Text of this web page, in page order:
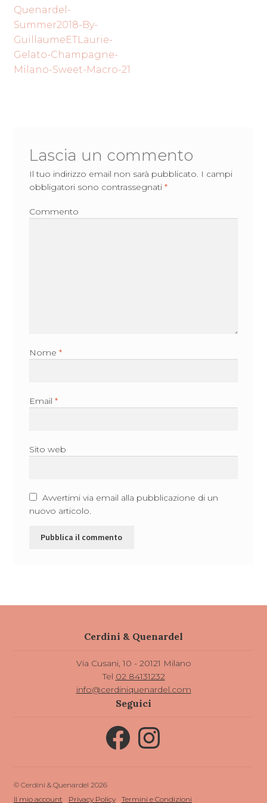
articoli
precedente:
Quenardel-
Summer2018-By-
GuillaumeETLaurie-
Gelato-Champagne-
Milano-Sweet-Macro-21
Lascia un commento
Il tuo indirizzo email non sarà pubblicato. I campi
obbligatori sono contrassegnati *
Commento
Nome *
Email *
Sito web
Avvertimi via email alla pubblicazione di un
nuovo articolo.
Cerdini & Quenardel
Via Cusani, 10 - 20121 Milano
Tel 02 84131232
info@cerdiniquenardel.com
Seguici
FacebookInstagram
© Cerdini & Quenardel 2026
Il mio account
Privacy Policy Termini e Condizioni